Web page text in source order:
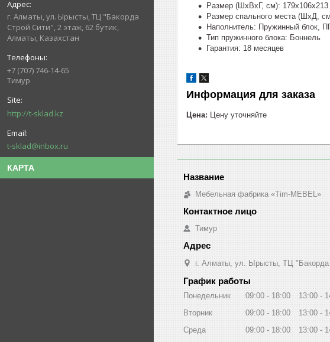
г. Алматы, ул. Ырысты, ТЦ "Бакорда
Строй Сити", 2 этаж, 62 бутик,
Алматы, Казахстан
+7 (707) 746-14-65
Тимур
http://t-sklad.kz
t-sklad@inbox.ru
КАРТА
Размер (ШхВхГ, см): 179x106x213
Размер спального места (ШхД,
Наполнитель: Пружинный блок,
Тип пружинного блока: Боннель
Гарантия: 18 месяцев
Информация для заказа
Цена: Цену уточняйте
Мебельная фабрика «Tim-MEBEL»
Тимур
г. Алматы, ул. Ырысты, ТЦ "Бакорда
График работы
Понедельник 09:00 18:00 13:00
Вторник
09:00 18:00 13:00
Среда
09:00 18:00 13:00